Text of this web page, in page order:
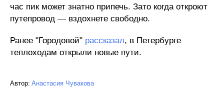
час пик может знатно припечь. Зато когда откроют
путепровод — вздохнете свободно.
Ранее "Городовой" рассказал, в Петербурге
теплоходам открыли новые пути.
Автор: Анастасия Чувакова